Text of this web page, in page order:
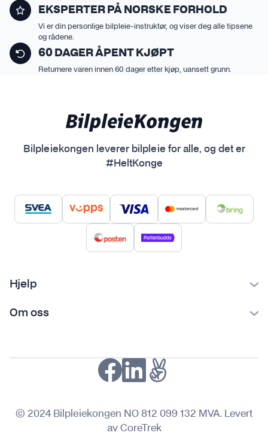
EKSPERTER PÅ NORSKE FORHOLD
Vi er din personlige bilpleie-instruktør, og viser deg alle tipsene
og rådene.
60 DAGER ÅPENT KJØPT
Returnere varen innen 60 dager etter kjøp, uansett grunn.
Bilpleiekongen leverer bilpleie for alle, og det er
#HeltKonge
Hjelp
Ofte stilte spørsmål
Om oss
Personvern
© 2024 Bilpleiekongen NO 812 099 132 MVA. Levert
av CoreTrek